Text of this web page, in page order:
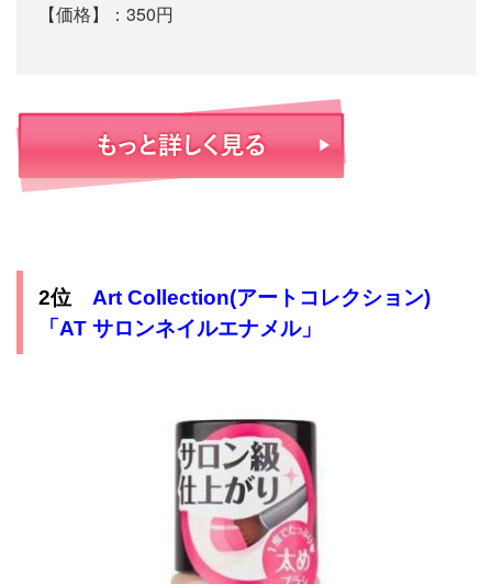
【価格】：350円
2位 Art Collection(アートコレクション)
「AT サロンネイルエナメル」